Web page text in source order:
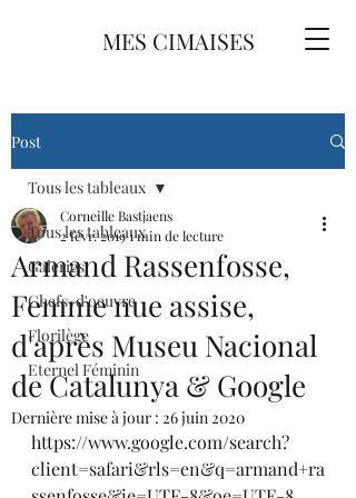
MES CIMAISES
Post
Tous les tableaux
Galeries
Chefs-d'oeuvre
Florilège
Eternel Féminin
Tous les tableaux
Armand Rassenfosse,
Femme nue assise,
d'après Museu Nacional
de Catalunya & Google
Corneille Bastjaens
2 févr. 20191 min de lecture
Dernière mise à jour : 26 juin 2020
https://www.google.com/search?
client=safari&rls=en&q=armand+ra